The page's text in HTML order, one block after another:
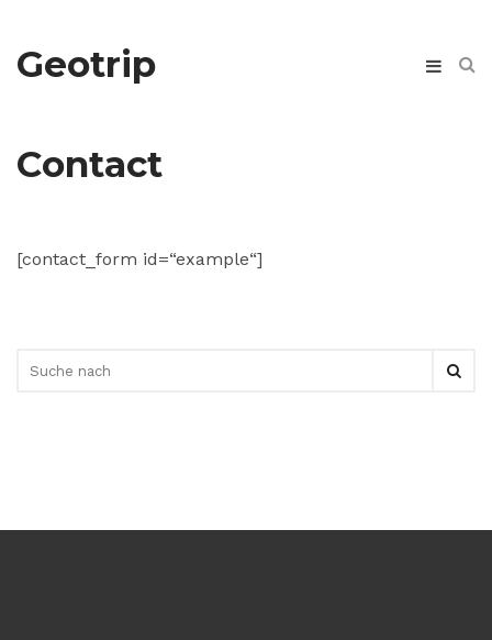
Geotrip
Contact
[contact_form id=“example“]